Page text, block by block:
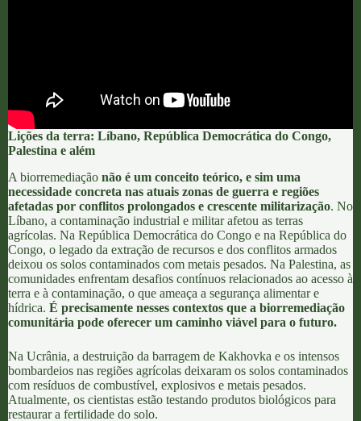
Lições da terra: Líbano, República Democrática do Congo,
Palestina e além
A biorremediação não é um conceito teórico, e sim uma
necessidade concreta nas atuais zonas de guerra e regiões
afetadas por conflitos prolongados e crescente militarização. No
Líbano, a contaminação industrial e militar afetou as terras
agrícolas. Na República Democrática do Congo e na República do
Congo, o legado da extração de recursos e dos conflitos armados
deixou os solos contaminados com metais pesados. Na Palestina, as
comunidades enfrentam desafios contínuos relacionados ao acesso à
terra e à contaminação, o que ameaça a segurança alimentar e
hídrica. É precisamente nesses contextos que a biorremediação
comunitária pode oferecer um caminho viável para o futuro.
Na Ucrânia, a destruição da barragem de Kakhovka e os intensos
bombardeios nas regiões agrícolas deixaram os solos contaminados
com resíduos de combustível, explosivos e metais pesados.
Atualmente, os cientistas estão testando produtos biológicos para
restaurar a fertilidade do solo.